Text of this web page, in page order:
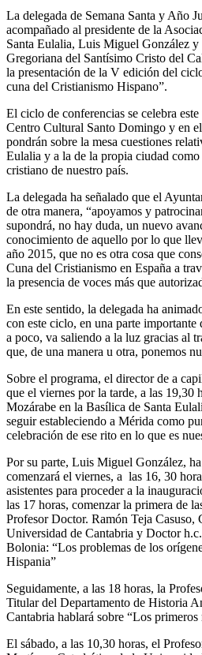
La delegada de Semana Santa y Año
acompañado al presidente de la
Santa Eulalia, Luis Miguel González
Gregoriana del Santísimo Cristo del
la presentación de la V edición del
cuna del Cristianismo Hispano”.
El ciclo de conferencias se celebra
Centro Cultural Santo Domingo y en
pondrán sobre la mesa cuestiones
Eulalia y a la de la propia ciudad
cristiano de nuestro país.
La delegada ha señalado que el
de otra manera, “apoyamos y
supondrá, no hay duda, un nuevo
conocimiento de aquello por lo que
año 2015, que no es otra cosa que
Cuna del Cristianismo en España a
la presencia de voces más que
En este sentido, la delegada ha
con este ciclo, en una parte importante
a poco, va saliendo a la luz gracias al
que, de una manera u otra, ponemos
Sobre el programa, el director de a
que el viernes por la tarde, a las 19,30
Mozárabe en la Basílica de Santa
seguir estableciendo a Mérida como
celebración de ese rito en lo que es
Por su parte, Luis Miguel González,
comenzará el viernes, a las 16, 30
asistentes para proceder a la
las 17 horas, comenzar la primera de
Profesor Doctor. Ramón Teja Casuso,
Universidad de Cantabria y Doctor
Bolonia: “Los problemas de los
Hispania”
Seguidamente, a las 18 horas, la
Titular del Departamento de Historia
Cantabria hablará sobre “Los primeros
El sábado, a las 10,30 horas, el